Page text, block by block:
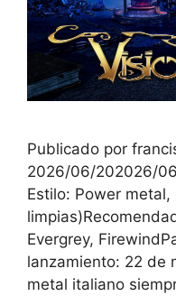
Publicado por
2026/06/202026/
Estilo: Power
Evergrey,
lanzamiento: 22 de
metal italiano